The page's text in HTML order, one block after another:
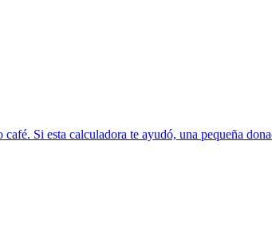
Si esta calculadora te ayudó, una pequeña